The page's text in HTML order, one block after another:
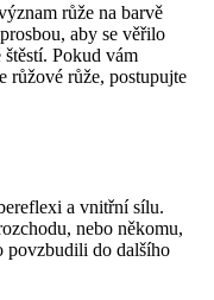
růže na barvě
aby se věřilo
Pokud vám
růžové růže, postupujte
a vnitřní sílu.
nebo někomu,
povzbudili do dalšího